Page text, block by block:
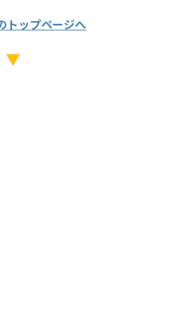
トップページへ
▼